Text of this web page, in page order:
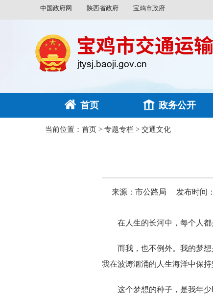
中国政府网 陕西省政府 宝鸡市政府
首页 政务公开
当前位置： 首页 > 专题专栏 > 交通文化
来源：市公路局 发布时间
在人生的长河中，每个人
而我，也不例外。我的梦
我在波涛汹涌的人生海洋中保持
这个梦想的种子，是我年